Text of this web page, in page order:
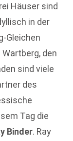
Häuser sind
in der
Gleichen
den
sind viele
des
Tag die
Binder. Ray